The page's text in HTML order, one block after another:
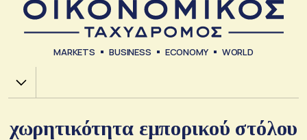
MARKETS BUSINESS ECONOMY WORLD
Χ.Α.
χωρητικότητα εμπορικού στόλου